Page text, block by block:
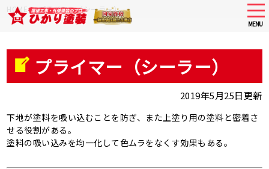
Skip
to
MENU
HOME >プライマー（シーラー）
プライマー（シーラー）
2019年5月25日更新
下地が塗料を吸い込むことを防ぎ、また上塗り用の塗料と密着さ
せる役割がある。
塗料の吸い込みを均一化して色ムラをなくす効果もある。